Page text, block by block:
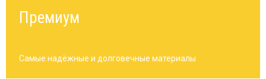
Премиум
Самые надёжные и долговечные материалы